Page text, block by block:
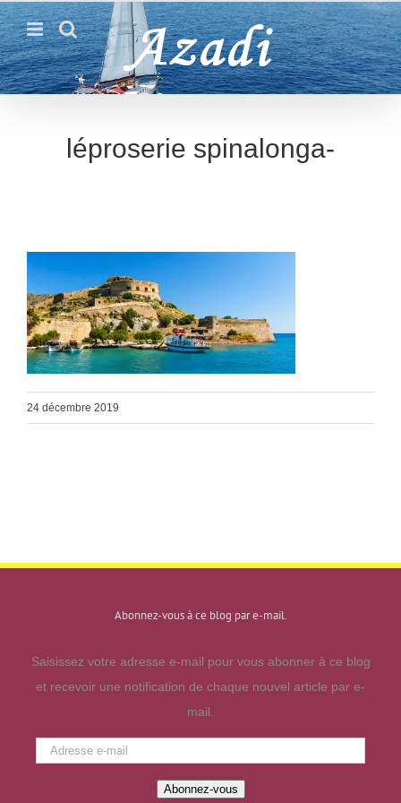
Passer
au
contenu
léproserie spinalonga-
24 décembre 2019
Abonnez-vous à ce blog par e-mail.
Saisissez votre adresse e-mail pour vous abonner à ce blog
et recevoir une notification de chaque nouvel article par e-
mail.
Adresse
Abonnez-vous